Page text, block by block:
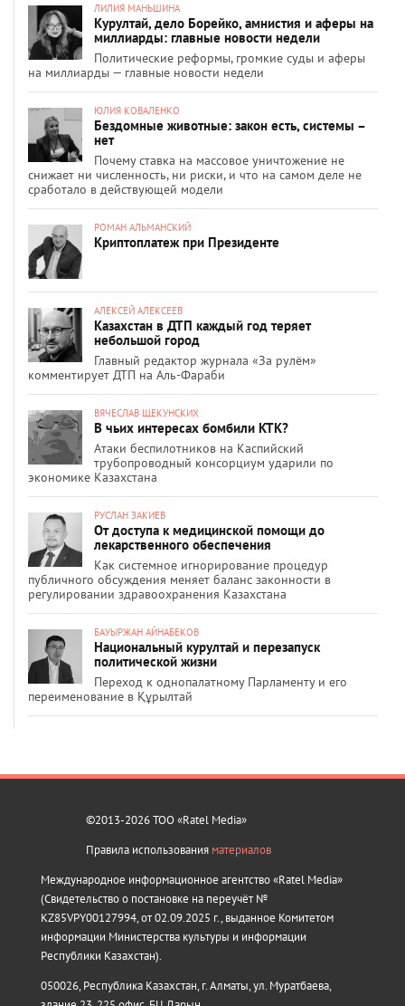
ЛИЛИЯ МАНЬШИНА
Курултай, дело Борейко, амнистия и аферы на
миллиарды: главные новости недели
Политические реформы, громкие суды и аферы
на миллиарды — главные новости недели
ЮЛИЯ КОВАЛЕНКО
Бездомные животные: закон есть, системы –
нет
Почему ставка на массовое уничтожение не
снижает ни численность, ни риски, и что на самом деле не
сработало в действующей модели
РОМАН АЛЬМАНСКИЙ
Криптоплатеж при Президенте
АЛЕКСЕЙ АЛЕКСЕЕВ
Казахстан в ДТП каждый год теряет
небольшой город
Главный редактор журнала «За рулём»
комментирует ДТП на Аль-Фараби
ВЯЧЕСЛАВ ЩЕКУНСКИХ
В чьих интересах бомбили КТК?
Атаки беспилотников на Каспийский
трубопроводный консорциум ударили по
экономике Казахстана
РУСЛАН ЗАКИЕВ
От доступа к медицинской помощи до
лекарственного обеспечения
Как системное игнорирование процедур
публичного обсуждения меняет баланс законности в
регулировании здравоохранения Казахстана
БАУЫРЖАН АЙНАБЕКОВ
Национальный курултай и перезапуск
политической жизни
Переход к однопалатному Парламенту и его
переименование в Құрылтай
©2013-2026 ТОО «Ratel Media»
Правила использования материалов
Международное информационное агентство «Ratel Media»
(Свидетельство о постановке на переучёт №
KZ85VPY00127994, от 02.09.2025 г., выданное Комитетом
информации Министерства культуры и информации
Республики Казахстан).
050026, Республика Казахстан, г. Алматы, ул. Муратбаева,